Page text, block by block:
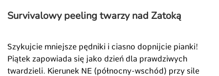
Survivalowy peeling twarzy nad Zatoką
Szykujcie mniejsze pędniki i ciasno dopnijcie pianki!
Piątek zapowiada się jako dzień dla prawdziwych
twardzieli. Kierunek NE (północny-wschód) przy sile